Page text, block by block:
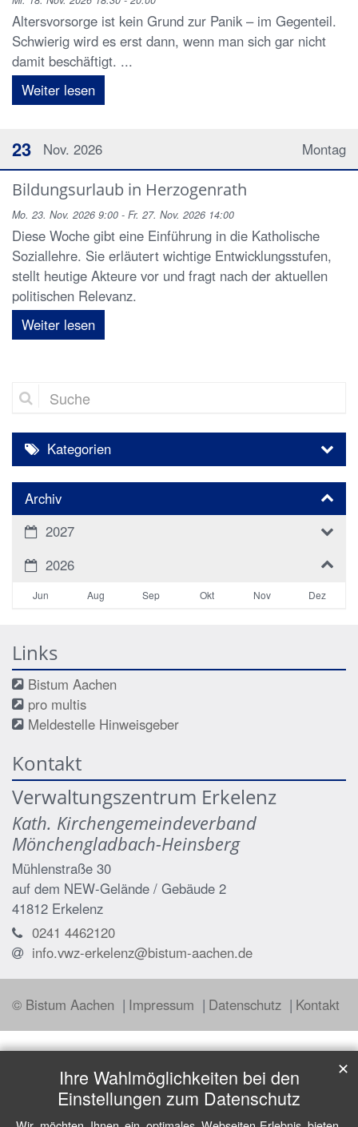
Altersvorsorge ist kein Grund zur Panik – im Gegenteil.
Schwierig wird es erst dann, wenn man sich gar nicht
damit beschäftigt. ...
Weiter lesen
Montag
23 Nov. 2026
Bildungsurlaub in Herzogenrath
Mo. 23. Nov. 2026 9:00 - Fr. 27. Nov. 2026 14:00
Diese Woche gibt eine Einführung in die Katholische
Soziallehre. Sie erläutert wichtige Entwicklungsstufen,
stellt heutige Akteure vor und fragt nach der aktuellen
politischen Relevanz.
Weiter lesen
Suche
Kategorien
Archiv
2027
2026
Jun Aug Sep Okt Nov Dez
Links
Bistum Aachen
pro multis
Meldestelle Hinweisgeber
Kontakt
Verwaltungszentrum Erkelenz
Kath. Kirchengemeindeverband
Mönchengladbach-Heinsberg
Mühlenstraße 30
auf dem NEW-Gelände / Gebäude 2
41812 Erkelenz
0241 4462120
info.vwz-erkelenz@bistum-aachen.de
© Bistum Aachen Impressum Datenschutz Kontakt
Ihre Wahlmöglichkeiten bei den
Einstellungen zum Datenschutz
✕